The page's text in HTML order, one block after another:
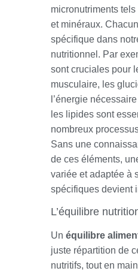
micronutriments
et minéraux.
spécifique dans
nutritionnel. Par
sont cruciales pour
musculaire, les
l’énergie
les lipides sont
nombreux
Sans une
de ces éléments,
variée et adaptée à
spécifiques devient
L’équilibre
Un équilibre
juste répartition de
nutritifs, tout en